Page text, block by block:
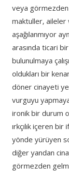
veya görmezden
maktuller, aileler
aşağılanmıyor
arasında ticari
bulunulmaya
oldukları bir
döner cinayeti
vurguyu
ironik bir durum
ırkçılık içeren bir
yönde yürüyen
diğer yandan
görmezden